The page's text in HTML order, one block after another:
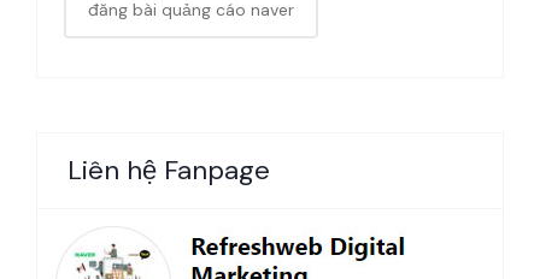
đăng bài quảng cáo naver
Liên hệ Fanpage